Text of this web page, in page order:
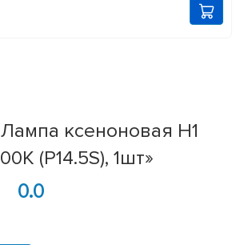
ксеноновая H1
(P14.5S), 1шт»
0.0